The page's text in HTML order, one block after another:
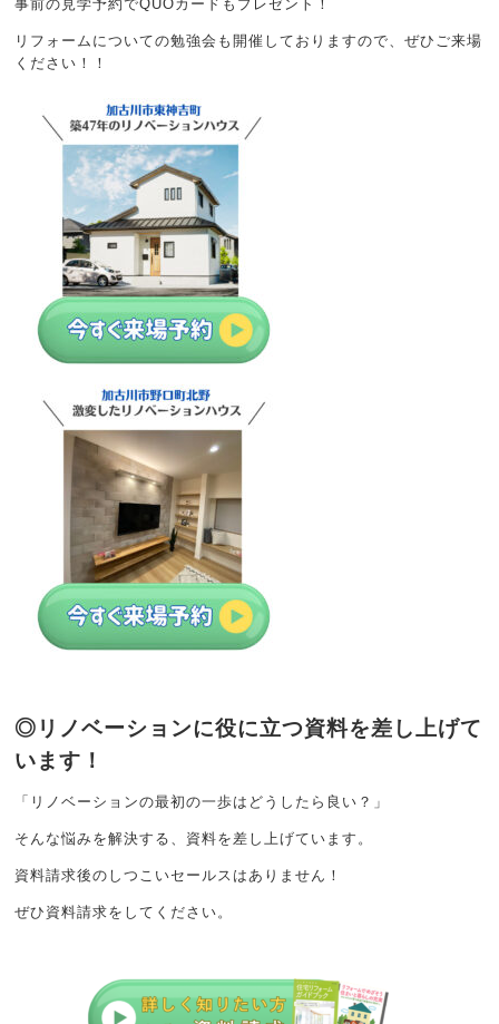
事前の見学予約でQUOカードもプレゼント！
リフォームについての勉強会も開催しておりますので、ぜひご来場
ください！！
◎リノベーションに役に立つ資料を差し上げて
います！
「リノベーションの最初の一歩はどうしたら良い？」
そんな悩みを解決する、資料を差し上げています。
資料請求後のしつこいセールスはありません！
ぜひ資料請求をしてください。
モデルハウスを
まずは
資料請求
最新
イベント情報